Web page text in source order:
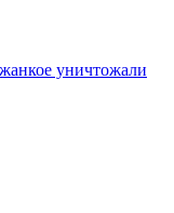
уничтожали